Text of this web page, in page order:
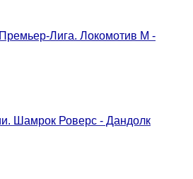
Лига. Локомотив М -
Шамрок Роверс - Дандолк